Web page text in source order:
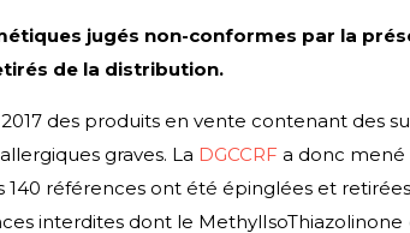
jugés non-conformes par la
de la distribution.
des produits en vente contenant des
graves. La DGCCRF a donc
références ont été épinglées et
interdites dont le MethylIsoThiazolinone